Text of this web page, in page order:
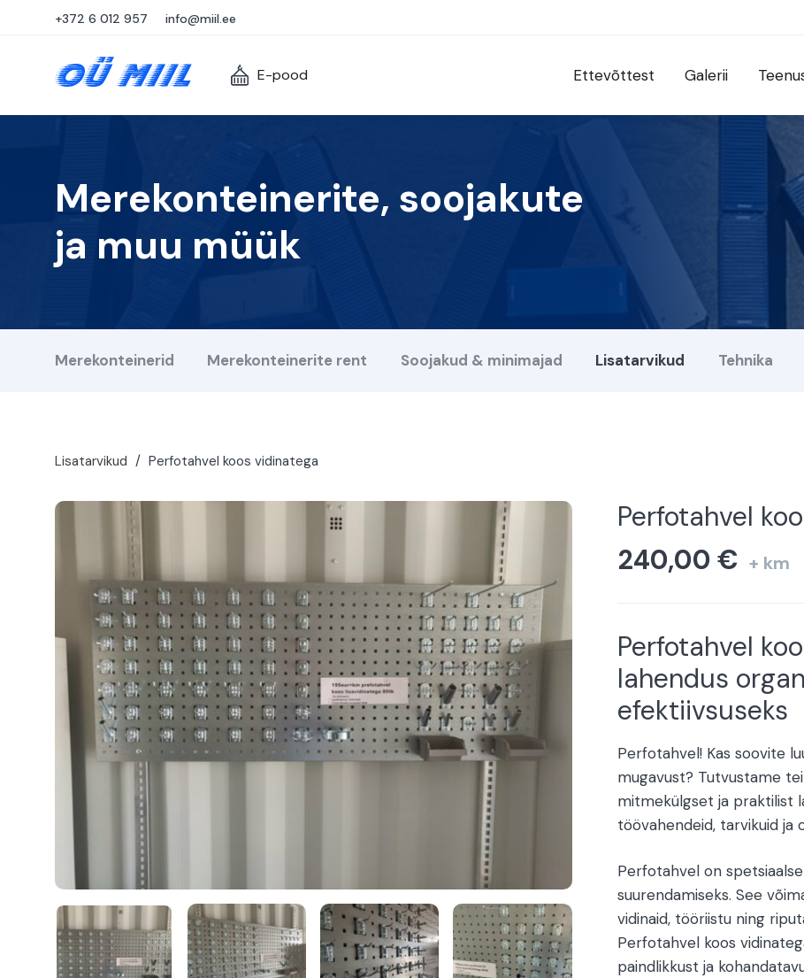
+372 6 012 957 info@miil.ee
E-pood Ettevõttest Galerii
Merekonteinerite, soojakute
ja muu müük
Merekonteinerid Merekonteinerite rent Soojakud & minimajad Lisatarvikud Tehnika
Lisatarvikud / Perfotahvel koos vidinatega
Perfotahvel
240,00 € + km
Perfotahvel
lahendus
efektiivsuseks
Perfotahvel! Kas soovite
mugavust? Tutvustame
mitmekülgset ja praktilist
töövahendeid, tarvikuid ja
Perfotahvel on
suurendamiseks. See
vidinaid, tööriistu ning
Perfotahvel koos
paindlikkust ja